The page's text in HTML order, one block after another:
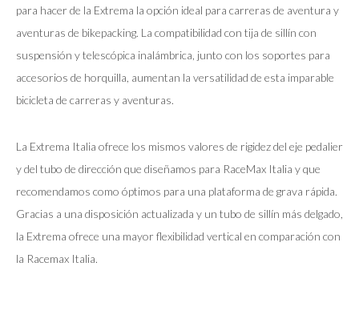
para hacer de la Extrema la opción ideal para carreras de aventura y
aventuras de bikepacking. La compatibilidad con tija de sillín con
suspensión y telescópica inalámbrica, junto con los soportes para
accesorios de horquilla, aumentan la versatilidad de esta imparable
bicicleta de carreras y aventuras.
La Extrema Italia ofrece los mismos valores de rigidez del eje pedalier
y del tubo de dirección que diseñamos para RaceMax Italia y que
recomendamos como óptimos para una plataforma de grava rápida.
Gracias a una disposición actualizada y un tubo de sillín más delgado,
la Extrema ofrece una mayor flexibilidad vertical en comparación con
la Racemax Italia.